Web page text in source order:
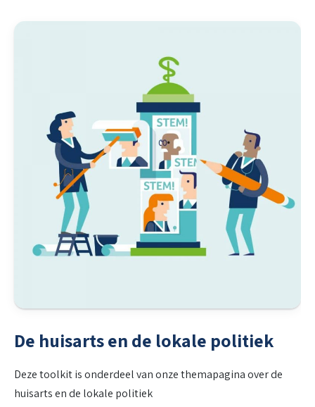
De huisarts en de lokale politiek
Deze toolkit is onderdeel van onze themapagina over de
huisarts en de lokale politiek